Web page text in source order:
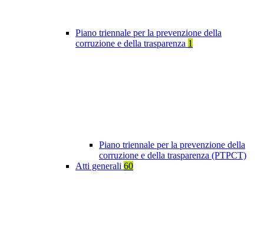
Piano triennale per la prevenzione della
corruzione e della trasparenza 1
Piano triennale per la prevenzione della
corruzione e della trasparenza (PTPCT)
Atti generali 60